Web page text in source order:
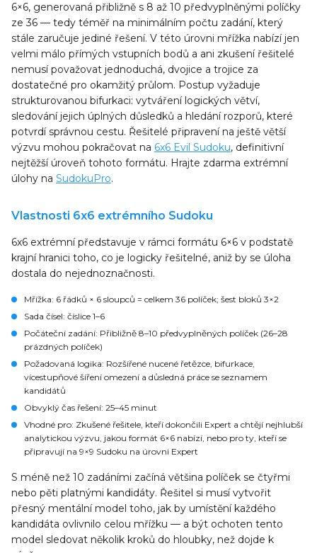
6×6, generovaná přibližně s 8 až 10 předvyplněnými políčky
ze 36 — tedy téměř na minimálním počtu zadání, který
stále zaručuje jediné řešení. V této úrovni mřížka nabízí jen
velmi málo přímých vstupních bodů a ani zkušení řešitelé
nemusí považovat jednoduchá, dvojice a trojice za
dostatečné pro okamžitý průlom. Postup vyžaduje
strukturovanou bifurkaci: vytváření logických větví,
sledování jejich úplných důsledků a hledání rozporů, které
potvrdí správnou cestu. Řešitelé připravení na ještě větší
výzvu mohou pokračovat na 6x6 Evil Sudoku, definitivní
nejtěžší úroveň tohoto formátu. Hrajte zdarma extrémní
úlohy na SudokuPro.
Vlastnosti 6x6 extrémního Sudoku
6x6 extrémní představuje v rámci formátu 6×6 v podstatě
krajní hranici toho, co je logicky řešitelné, aniž by se úloha
dostala do nejednoznačnosti.
Mřížka: 6 řádků × 6 sloupců = celkem 36 políček; šest bloků 3×2
Sada čísel: číslice 1–6
Počáteční zadání: Přibližně 8–10 předvyplněných políček (26–28
prázdných políček)
Požadovaná logika: Rozšířené nucené řetězce, bifurkace,
vícestupňové šíření omezení a důsledná práce se seznamem
kandidátů
Obvyklý čas řešení: 25–45 minut
Vhodné pro: Zkušené řešitele, kteří dokončili Expert a chtějí nejhlubší
analytickou výzvu, jakou formát 6×6 nabízí, nebo pro ty, kteří se
připravují na 9×9 Sudoku na úrovni Expert
S méně než 10 zadáními začíná většina políček se čtyřmi
nebo pěti platnými kandidáty. Řešitel si musí vytvořit
přesný mentální model toho, jak by umístění každého
kandidáta ovlivnilo celou mřížku — a být ochoten tento
model sledovat několik kroků do hloubky, než dojde k